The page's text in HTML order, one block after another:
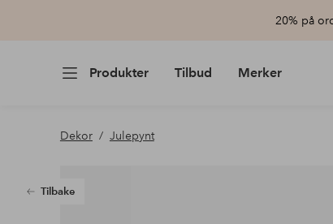
20% på
Produkter Tilbud Merker
Dekor Julepynt
Tilbake